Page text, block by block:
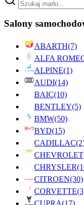
Salony
ABARTH(7)
ALFA
ALPINE(1)
AUDI(14)
BAIC(10)
BENTLEY(5)
BMW(50)
BYD(15)
CADILLAC
CHEVROLET
CHRYSLER
CITROEN(30)
CORVETTE